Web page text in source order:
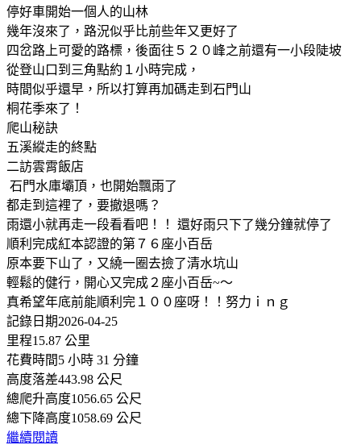
停好車開始一個人的山林
幾年沒來了，路況似乎比前些年又更好了
四岔路上可愛的路標，後面往５２０峰之前還有一小段陡坡
從登山口到三角點約１小時完成，
時間似乎還早，所以打算再加碼走到石門山
桐花季來了！
爬山秘訣
五溪縱走的終點
二訪雲霄飯店
石門水庫壩頂，也開始飄雨了
都走到這裡了，要撤退嗎？
雨還小就再走一段看看吧！！ 還好雨只下了幾分鐘就停了
順利完成紅本認證的第７６座小百岳
原本要下山了，又繞一圈去撿了清水坑山
輕鬆的健行，開心又完成２座小百岳~～
真希望年底前能順利完１００座呀！！努力ｉｎｇ
記錄日期2026-04-25
里程15.87 公里
花費時間5 小時 31 分鐘
高度落差443.98 公尺
總爬升高度1056.65 公尺
總下降高度1058.69 公尺
繼續閱讀